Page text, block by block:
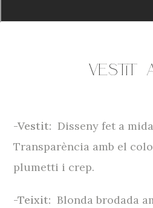
Vestit
-Vestit: Disseny fet a
Transparència amb el
plumetti i crep.
-Teixit: Blonda brodada